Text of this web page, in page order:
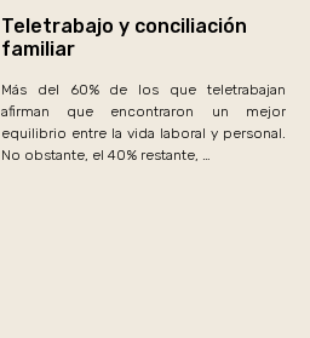
Teletrabajo y conciliación
familiar
Más del 60% de los que teletrabajan
afirman que encontraron un mejor
equilibrio entre la vida laboral y personal.
No obstante, el 40% restante, …